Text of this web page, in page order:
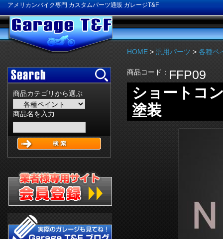
アメリカンバイク専門 カスタムパーツ通販 ガレージT&F
商品カテゴリから選ぶ
商品名を入力
HOME > 汎用パーツ > 各種ペ
商品コード： FFP09
ショートコ
塗装